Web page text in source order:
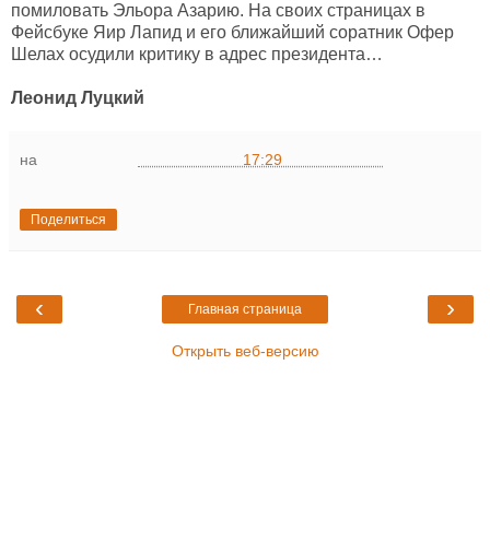
помиловать Эльора Азарию. На своих страницах в
Фейсбуке Яир Лапид и его ближайший соратник Офер
Шелах осудили критику в адрес президента…
Леонид Луцкий
на 17:29
Поделиться
‹ ›
Главная страница
Открыть веб-версию